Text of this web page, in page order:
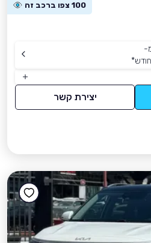
100 צפו ברכב זה
*
יצירת קשר